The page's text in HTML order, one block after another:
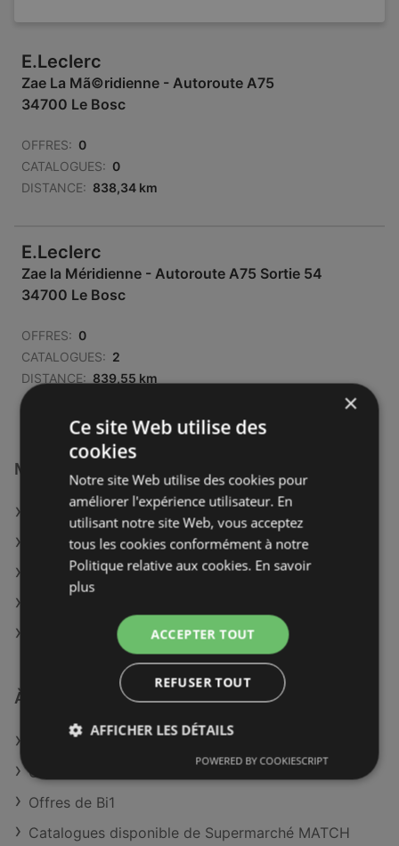
E.Leclerc
Zae La Mã©ridienne - Autoroute A75
34700 Le Bosc
OFFRES: 0
CATALOGUES: 0
DISTANCE: 838,34 km
E.Leclerc
Zae la Méridienne - Autoroute A75 Sortie 54
34700 Le Bosc
OFFRES: 0
CATALOGUES: 2
DISTANCE: 839,55 km
Magasins E.Leclerc à :
E.Leclerc à Gex
E.Leclerc à Molsheim
E.Leclerc à Dax
E.Leclerc à Nogent-sur-Marne
À découvrir aussi
Offres de E.Leclerc
Offres de Cora
Offres de Bi1
Catalogues disponible de Supermarché MATCH
×
Ce site Web utilise des
cookies
Notre site Web utilise des cookies pour
améliorer l'expérience utilisateur. En
utilisant notre site Web, vous acceptez
tous les cookies conformément à notre
Politique relative aux cookies. En savoir
plus
ACCEPTER TOUT
REFUSER TOUT
AFFICHER LES DÉTAILS
POWERED BY COOKIESCRIPT